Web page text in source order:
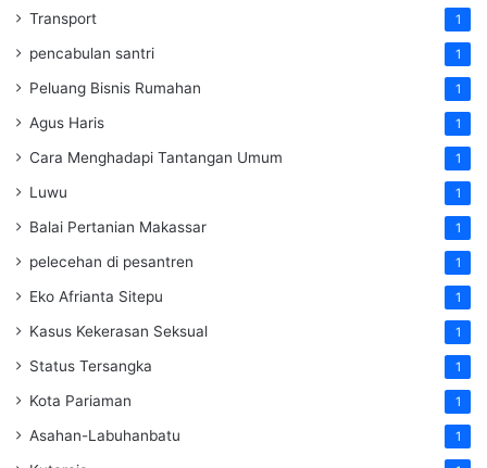
Transport 1
pencabulan santri 1
Peluang Bisnis Rumahan 1
Agus Haris 1
Cara Menghadapi Tantangan Umum 1
Luwu 1
Balai Pertanian Makassar 1
pelecehan di pesantren 1
Eko Afrianta Sitepu 1
Kasus Kekerasan Seksual 1
Status Tersangka 1
Kota Pariaman 1
Asahan-Labuhanbatu 1